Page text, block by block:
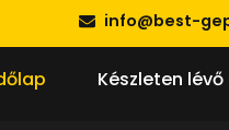
info@best-
Készleten